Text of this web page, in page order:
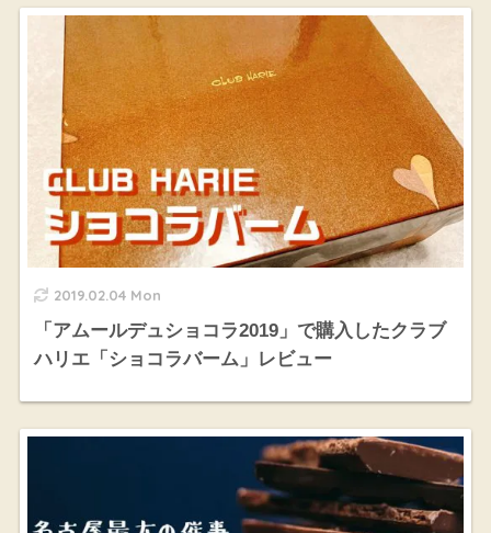
2019.02.04 Mon
「アムールデュショコラ2019」で購入したクラブ
ハリエ「ショコラバーム」レビュー